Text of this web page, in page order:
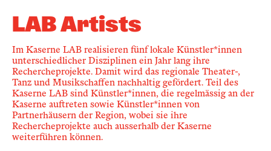
Newsletter
KaBar/ZischBar
Über uns
Residenzen
LAB Artists
Im Kaserne LAB realisieren fünf lokale Künstler*innen
unterschiedlicher Disziplinen ein Jahr lang ihre
Rechercheprojekte. Damit wird das regionale Theater-,
Tanz und Musikschaffen nachhaltig gefördert. Teil des
Kaserne LAB sind Künstler*innen, die regelmässig an der
Kaserne auftreten sowie Künstler*innen von
Partnerhäusern der Region, wobei sie ihre
Rechercheprojekte auch ausserhalb der Kaserne
weiterführen können.